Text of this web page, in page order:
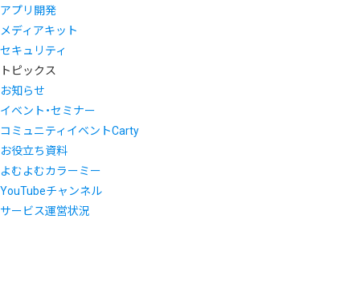
アプリ開発
メディアキット
セキュリティ
トピックス
お知らせ
イベント・セミナー
コミュニティイベントCarty
お役立ち資料
よむよむカラーミー
YouTubeチャンネル
サービス運営状況